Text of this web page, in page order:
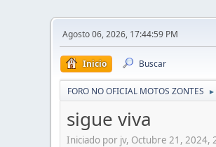
Agosto 06, 2026, 17:44:59 PM
Inicio Buscar
FORO NO OFICIAL MOTOS ZONTES ►
sigue viva
Iniciado por jv, Octubre 21, 2024,